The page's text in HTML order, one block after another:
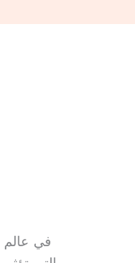
في عالم